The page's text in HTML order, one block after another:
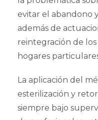
evitar el abandono
además de
reintegración de
hogares
La aplicación del
esterilización y
siempre bajo